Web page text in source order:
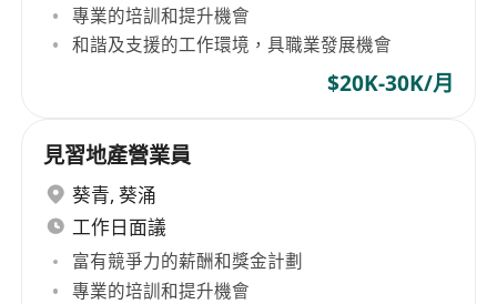
專業的培訓和提升機會
和諧及支援的工作環境，具職業發展機會
$20K-30K/月
見習地產營業員
葵青, 葵涌
工作日面議
富有競爭力的薪酬和獎金計劃
專業的培訓和提升機會